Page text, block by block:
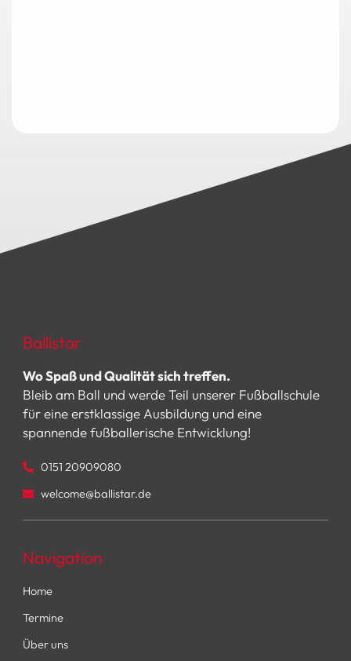
Ballistar
Wo Spaß und Qualität sich treffen.
Bleib am Ball und werde Teil unserer Fußballschule
für eine erstklassige Ausbildung und eine
spannende fußballerische Entwicklung!
0151 20909080
welcome@ballistar.de
Navigation
Home
Termine
Über uns